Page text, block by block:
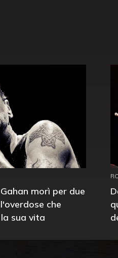
morì per due
che
sua vita